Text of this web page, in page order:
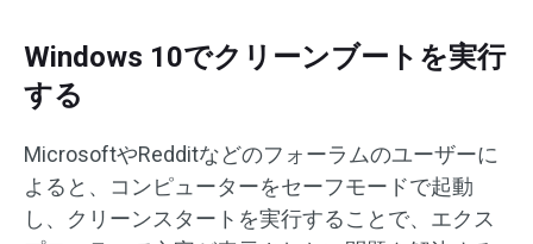
Windows 10でクリーンブートを実行
する
MicrosoftやRedditなどのフォーラムのユーザーに
よると、コンピューターをセーフモードで起動
し、クリーンスタートを実行することで、エクス